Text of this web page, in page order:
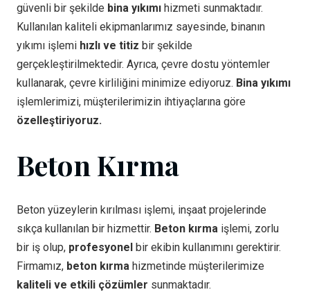
güvenli bir şekilde bina yıkımı hizmeti sunmaktadır.
Kullanılan kaliteli ekipmanlarımız sayesinde, binanın
yıkımı işlemi hızlı ve titiz bir şekilde
gerçekleştirilmektedir. Ayrıca, çevre dostu yöntemler
kullanarak, çevre kirliliğini minimize ediyoruz. Bina yıkımı
işlemlerimizi, müşterilerimizin ihtiyaçlarına göre
özelleştiriyoruz.
Beton Kırma
Beton yüzeylerin kırılması işlemi, inşaat projelerinde
sıkça kullanılan bir hizmettir. Beton kırma işlemi, zorlu
bir iş olup, profesyonel bir ekibin kullanımını gerektirir.
Firmamız, beton kırma hizmetinde müşterilerimize
kaliteli ve etkili çözümler sunmaktadır.